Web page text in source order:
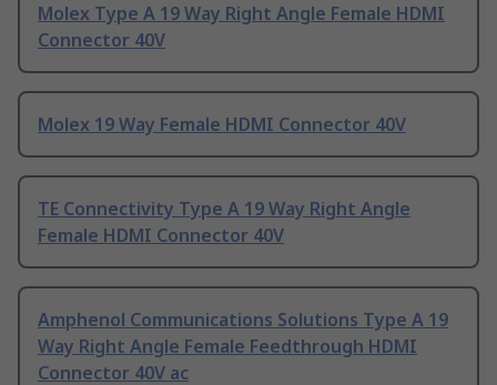
Molex Type A 19 Way Right Angle Female HDMI
Connector 40V
Molex 19 Way Female HDMI Connector 40V
TE Connectivity Type A 19 Way Right Angle
Female HDMI Connector 40V
Amphenol Communications Solutions Type A 19
Way Right Angle Female Feedthrough HDMI
Connector 40V ac